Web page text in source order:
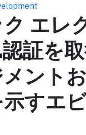
エレ
証を
ント
すエ